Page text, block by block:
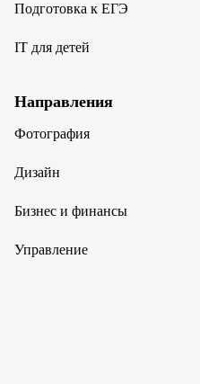
Подготовка к ЕГЭ
IT для детей
Направления
Фотография
Дизайн
Бизнес и финансы
Управление